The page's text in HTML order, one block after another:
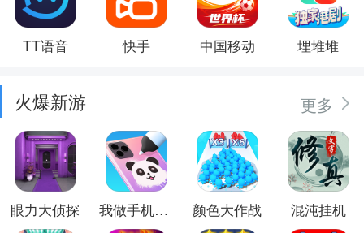
TT语音 快手 中国移动 埋堆堆
火爆新游 更多
眼力大侦探 我做手机壳特好看 颜色大作战 混沌挂机